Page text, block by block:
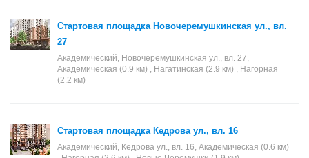
Стартовая площадка Новочеремушкинская ул., вл.
27
Академический, Новочеремушкинская ул., вл. 27,
Академическая (0.9 км) , Нагатинская (2.9 км) , Нагорная
(2.2 км)
Стартовая площадка Кедрова ул., вл. 16
Академический, Кедрова ул., вл. 16, Академическая (0.6 км)